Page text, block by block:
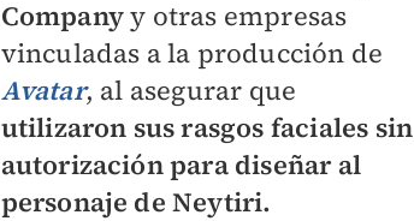
Companyy otras empresas
vinculadas a la producción de
Avatar, al asegurar que
utilizaron sus rasgos faciales sin
autorización para diseñar al
personaje de Neytiri.